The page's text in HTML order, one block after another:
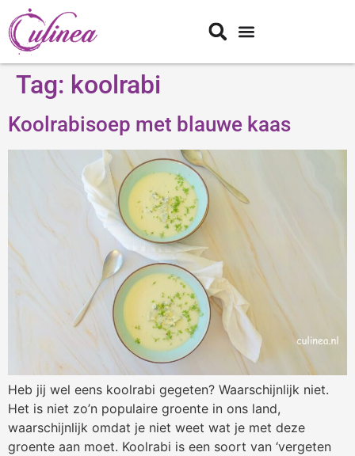
Tag: koolrabi
Koolrabisoep met blauwe kaas
Heb jij wel eens koolrabi gegeten? Waarschijnlijk niet.
Het is niet zo’n populaire groente in ons land,
waarschijnlijk omdat je niet weet wat je met deze
groente aan moet. Koolrabi is een soort van ‘vergeten